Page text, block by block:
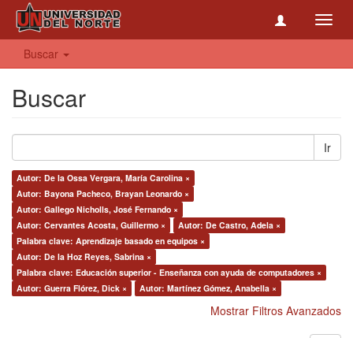
Buscar
Buscar
Ir
Autor: De la Ossa Vergara, María Carolina ×
Autor: Bayona Pacheco, Brayan Leonardo ×
Autor: Gallego Nicholls, José Fernando ×
Autor: Cervantes Acosta, Guillermo ×
Autor: De Castro, Adela ×
Palabra clave: Aprendizaje basado en equipos ×
Autor: De la Hoz Reyes, Sabrina ×
Palabra clave: Educación superior - Enseñanza con ayuda de computadores ×
Autor: Guerra Flórez, Dick ×
Autor: Martínez Gómez, Anabella ×
Mostrar Filtros Avanzados